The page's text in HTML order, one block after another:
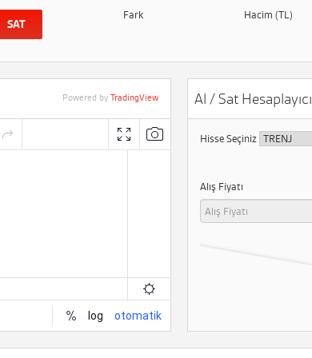
SAT
Fark Hacim (TL)
Powered by TradingView Al / Sat Hesaplayıcı
Hisse Seçiniz
Alış Fiyatı